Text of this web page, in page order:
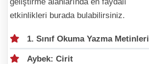
etkinlikleri burada bulabilirsiniz.
1. Sınıf Okuma Yazma Metinleri
Aybek: Cirit